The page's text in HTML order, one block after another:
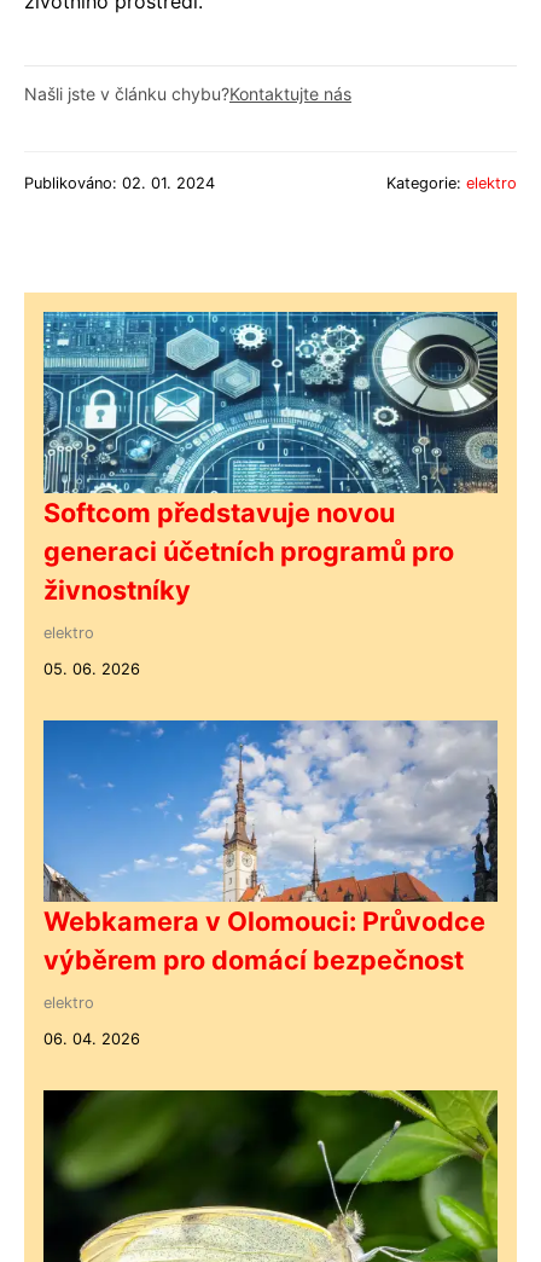
Našli jste v článku chybu?Kontaktujte nás
Publikováno: 02. 01. 2024 Kategorie: elektro
Softcom představuje novou
generaci účetních programů pro
živnostníky
elektro
05. 06. 2026
Webkamera v Olomouci: Průvodce
výběrem pro domácí bezpečnost
elektro
06. 04. 2026